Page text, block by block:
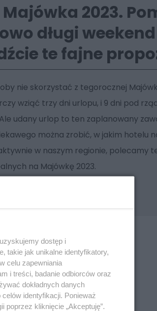
2023.
długi
te fajne
nie skorzystać z tegorocznej
wziąć trzy dni urlopu, i 9 dni pod
udany urlop to ten zaplanowany
można zrobić, w jakim hotelu
w naszym regionie, polecamy
na Majówkę 2023.
REKLAMA
dostęp i
takie jak unikalne identyfikatory,
celu zapewniania
i treści, badanie odbiorców oraz
dokładnych danych
identyfikacji. Ponieważ
poprzez kliknięcie „Akceptuję”.